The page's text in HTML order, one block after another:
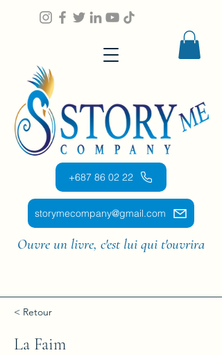
Ouvre un livre, c'est lui qui t'ouvrira
+687 86 02 22
storymecompany@gmail.com
< Retour
La Faim